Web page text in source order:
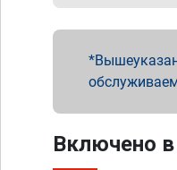
Включено